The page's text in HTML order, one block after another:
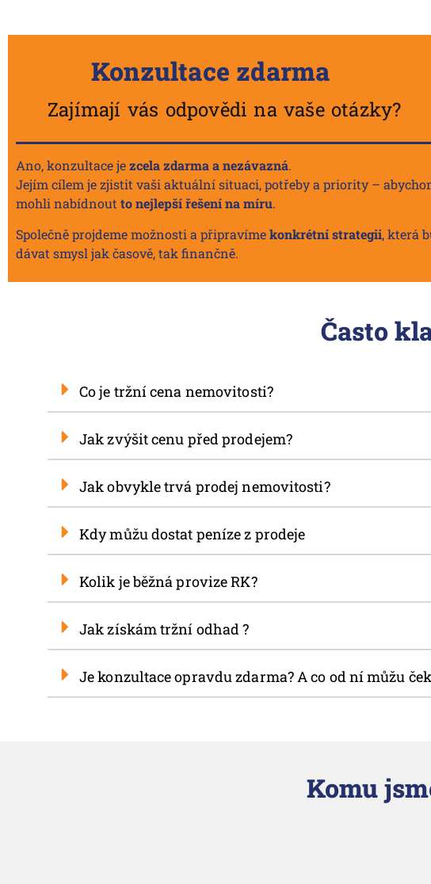
Konzultace zdarma
Zajímají vás odpovědi na vaše otázky?
Ano, konzultace jezcela zdarma a nezávazná.
Jejím cílem je zjistit vaši aktuální situaci, potřeby a priority –
mohli nabídnoutto nejlepší řešení na míru.
Společně projdeme možnosti a připravímekonkrétní strategii, která
dávat smysl jak časově, tak finančně.
Často
Co je tržní cena nemovitosti?
Jak zvýšit cenu před prodejem?
Jak obvykle trvá prodej nemovitosti?
Kdy můžu dostat peníze z prodeje
Kolik je běžná provize RK?
Jak získám tržní odhad ?
Je konzultace opravdu zdarma? A co od ní můžu
Komu